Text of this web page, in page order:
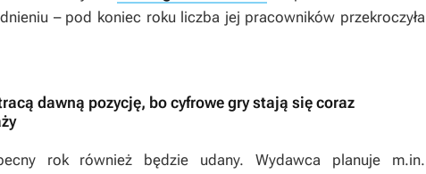
– pod koniec roku liczba jej pracowników przekroczyła
dawną pozycję, bo cyfrowe gry stają się coraz
rok również będzie udany. Wydawca planuje m.in.